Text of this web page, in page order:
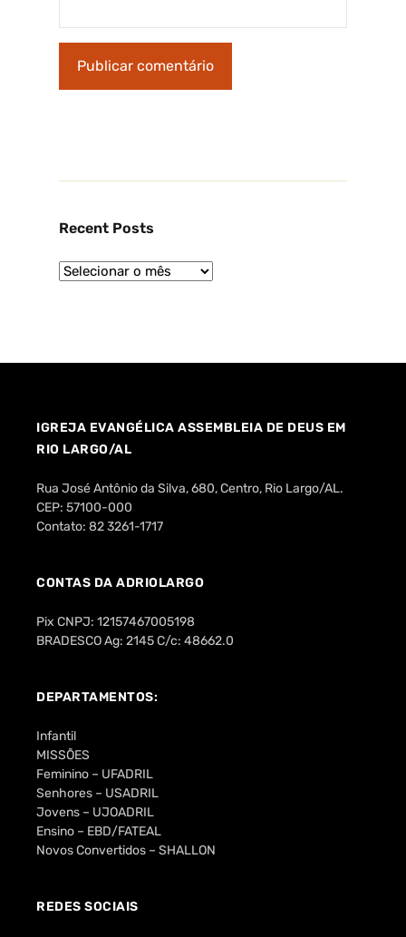
Recent Posts
IGREJA EVANGÉLICA ASSEMBLEIA DE DEUS EM
RIO LARGO/AL
Rua José Antônio da Silva, 680, Centro, Rio Largo/AL.
CEP: 57100-000
Contato: 82 3261-1717
CONTAS DA ADRIOLARGO
Pix CNPJ: 12157467005198
BRADESCO Ag: 2145 C/c: 48662.0
DEPARTAMENTOS:
Infantil
MISSÕES
Feminino – UFADRIL
Senhores – USADRIL
Jovens – UJOADRIL
Ensino – EBD/FATEAL
Novos Convertidos – SHALLON
REDES SOCIAIS